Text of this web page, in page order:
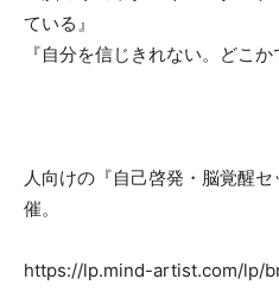
ている』
『自分を信じきれない。どこか
人向けの『自己啓発・脳覚醒
催。
https://lp.mind-artist.com/lp/